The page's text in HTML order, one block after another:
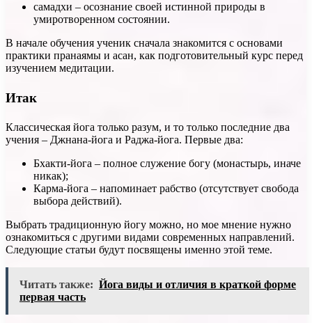
самадхи – осознание своей истинной природы в
умиротворенном состоянии.
В начале обучения ученик сначала знакомится с основами
практики пранаямы и асан, как подготовительный курс перед
изучением медитации.
Итак
Классическая йога только разум, и то только последние два
учения – Джнана-йога и Раджа-йога. Первые два:
Бхакти-йога – полное служение богу (монастырь, иначе
никак);
Карма-йога – напоминает рабство (отсутствует свобода
выбора действий).
Выбрать традиционную йогу можно, но мое мнение нужно
ознакомиться с другими видами современных направлений.
Следующие статьи будут посвящены именно этой теме.
Читать также: Йога виды и отличия в краткой форме
первая часть